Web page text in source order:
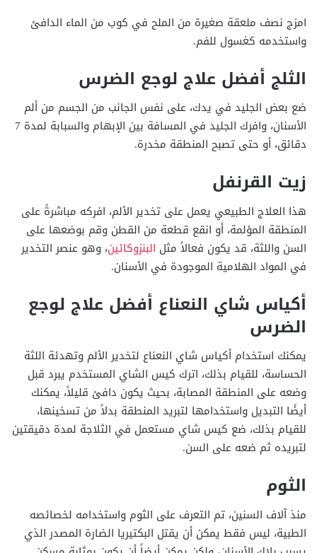
امزج نصف ملعقة صغيرة من الملح في كوب من الماء الدافئ
واستخدمه كغسول للفم.
الثلج أفضل علاج لوجع الضرس
ضع بعض الجليد في يدك، على نفس الجانب من الجسم من ألم
الأسنان، وافرك الجليد في المسافة بين الإبهام والسبابة لمدة 7
دقائق، أو حتى تصبح المنطقة مخدرة.
زيت القرنفل
هذا العلاج الطبيعي يعمل على تخدير الألم، افركه مباشرةً على
المنطقة المؤلمة، أو انقع قطعة من القطن وقم بوضعها على
السن واللثة، قد يكون فعالاً مثل البنزوكائين، وهو عنصر التخدير
في المواد الهلامية الموجودة في الأسنان.
أكياس شاي النعناع أفضل علاج لوجع
الضرس
يمكنك استخدام أكياس شاي النعناع لتخدير الألم وتهدئة اللثة
الحساسة، للقيام بذلك، اترك كيس الشاي المستخدم يبرد قبل
وضعه على المنطقة المصابة، بحيث يكون دافئ قليلاً، يمكنك
أيضًا التبديل واستخدامها لتبريد المنطقة بدلاً من تسخينها،
للقيام بذلك، ضع كيس شاي مستعمل في الثلاجة لمدة دقيقتين
لتبريده ثم ضعه على السن.
الثوم
منذ آلاف السنين، تم التعرف على الثوم واستخدامه لخصائصه
الطبية، ليس فقط يمكن أن يقتل البكتيريا الضارة المصدر الذي